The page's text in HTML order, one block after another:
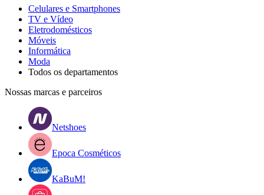
Celulares e Smartphones
TV e Vídeo
Eletrodomésticos
Móveis
Informática
Moda
Todos os departamentos
Nossas marcas e parceiros
Netshoes
Epoca Cosméticos
KaBuM!